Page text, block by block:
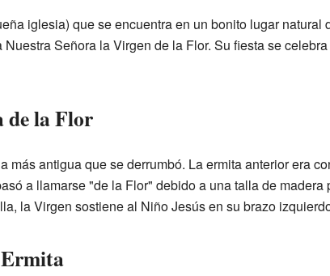
iglesia) que se encuentra en un bonito lugar natural
Señora la Virgen de la Flor. Su fiesta se
la Flor
más antigua que se derrumbó. La ermita anterior era
a llamarse "de la Flor" debido a una talla de
la Virgen sostiene al Niño Jesús en su brazo